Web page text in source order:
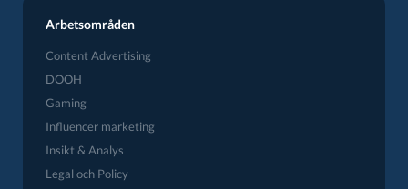
Arbetsområden
Content Advertising
DOOH
Gaming
Influencer marketing
Insikt & Analys
Legal och Policy